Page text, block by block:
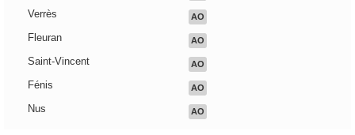
Verrès AO
Fleuran AO
Saint-Vincent AO
Fénis AO
Nus AO